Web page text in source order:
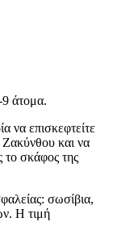
9 άτομα.
να επισκεφτείτε
και να
το σκάφος της
σωσίβια,
Η τιμή